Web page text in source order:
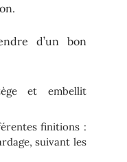
d’un bon
et embellit
finitions :
suivant les